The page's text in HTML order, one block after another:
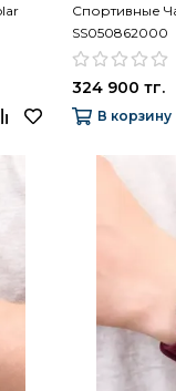
Спортивные
SS050862000
324 900 тг.
В корзину